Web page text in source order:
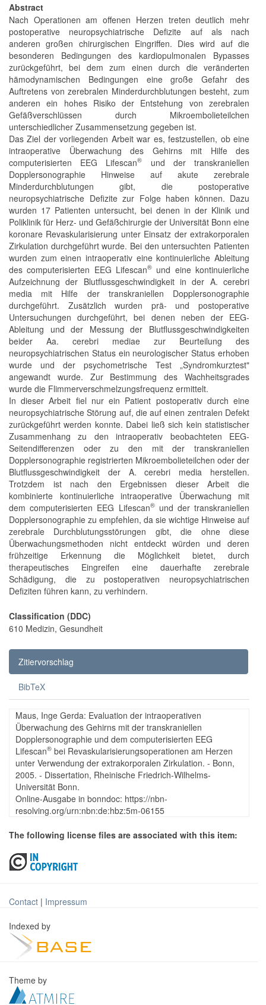
Abstract
Nach Operationen am offenen Herzen treten deutlich mehr
postoperative neuropsychiatrische Defizite auf als nach
anderen großen chirurgischen Eingriffen. Dies wird auf die
besonderen Bedingungen des kardiopulmonalen Bypasses
zurückgeführt, bei dem zum einen durch die veränderten
hämodynamischen Bedingungen eine große Gefahr des
Auftretens von zerebralen Minderdurchblutungen besteht, zum
anderen ein hohes Risiko der Entstehung von zerebralen
Gefäßverschlüssen durch Mikroembolieteilchen
unterschiedlicher Zusammensetzung gegeben ist.
Das Ziel der vorliegenden Arbeit war es, festzustellen, ob eine
intraoperative Überwachung des Gehirns mit Hilfe des
computerisierten EEG Lifescan®
und der transkraniellen
Dopplersonographie Hinweise auf akute zerebrale
Minderdurchblutungen gibt, die postoperative
neuropsychiatrische Defizite zur Folge haben können. Dazu
wurden 17 Patienten untersucht, bei denen in der Klinik und
Poliklinik für Herz- und Gefäßchirurgie der Universität Bonn eine
koronare Revaskularisierung unter Einsatz der extrakorporalen
Zirkulation durchgeführt wurde. Bei den untersuchten Patienten
wurden zum einen intraoperativ eine kontinuierliche Ableitung
des computerisierten EEG Lifescan® und eine kontinuierliche
Aufzeichnung der Blutflussgeschwindigkeit in der A. cerebri
media mit Hilfe der transkraniellen Dopplersonographie
durchgeführt. Zusätzlich wurden prä- und postoperative
Untersuchungen durchgeführt, bei denen neben der EEG-
Ableitung und der Messung der Blutflussgeschwindigkeiten
beider Aa. cerebri mediae zur Beurteilung des
neuropsychiatrischen Status ein neurologischer Status erhoben
wurde und der psychometrische Test „Syndromkurztest"
angewandt wurde. Zur Bestimmung des Wachheitsgrades
wurde die Flimmerverschmelzungsfrequenz ermittelt.
In dieser Arbeit fiel nur ein Patient postoperativ durch eine
neuropsychiatrische Störung auf, die auf einen zentralen Defekt
zurückgeführt werden konnte. Dabei ließ sich kein statistischer
Zusammenhang zu den intraoperativ beobachteten EEG-
Seitendifferenzen oder zu den mit der transkraniellen
Dopplersonographie registrierten Mikroembolieteilchen oder der
Blutflussgeschwindigkeit der A. cerebri media herstellen.
Trotzdem ist nach den Ergebnissen dieser Arbeit die
kombinierte kontinuierliche intraoperative Überwachung mit
dem computerisierten EEG Lifescan®und der transkraniellen
Dopplersonographie zu empfehlen, da sie wichtige Hinweise auf
zerebrale Durchblutungsstörungen gibt, die ohne diese
Überwachungsmethoden nicht entdeckt würden und deren
frühzeitige Erkennung die Möglichkeit bietet, durch
therapeutisches Eingreifen eine dauerhafte zerebrale
Schädigung, die zu postoperativen neuropsychiatrischen
Defiziten führen kann, zu verhindern.
Classification (DDC)
610 Medizin, Gesundheit
Zitiervorschlag
BibTeX
Maus, Inge Gerda: Evaluation der intraoperativen
Überwachung des Gehirns mit der transkraniellen
Dopplersonographie und dem computerisierten EEG
Lifescan® bei Revaskularisierungsoperationen am Herzen
unter Verwendung der extrakorporalen Zirkulation. - Bonn,
2005. - Dissertation, Rheinische Friedrich-Wilhelms-
Universität Bonn.
Online-Ausgabe in bonndoc: https://nbn-
resolving.org/urn:nbn:de:hbz:5m-06155
The following license files are associated with this item:
Contact | Impressum
Indexed by
Theme by